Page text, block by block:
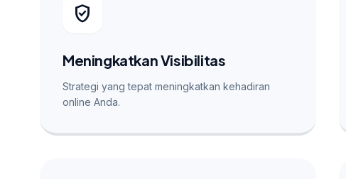
verified_user
Meningkatkan Visibilitas
Strategi yang tepat meningkatkan kehadiran
online Anda.